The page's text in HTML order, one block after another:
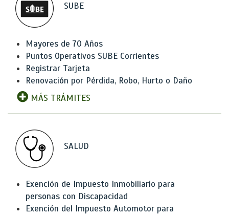
SUBE
Mayores de 70 Años
Puntos Operativos SUBE Corrientes
Registrar Tarjeta
Renovación por Pérdida, Robo, Hurto o Daño
MÁS TRÁMITES
SALUD
Exención de Impuesto Inmobiliario para
personas con Discapacidad
Exención del Impuesto Automotor para